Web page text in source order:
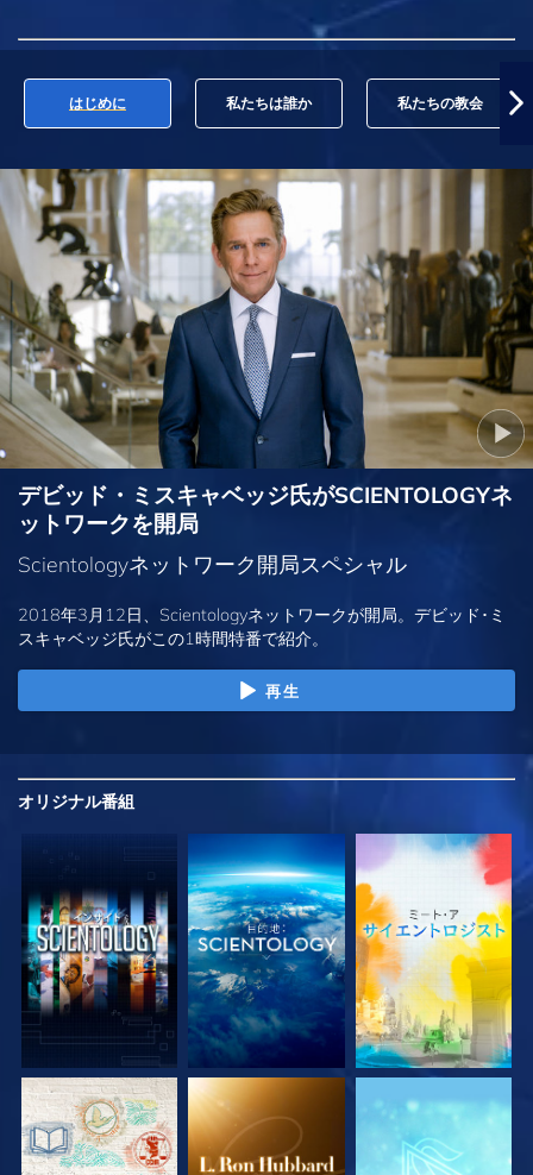
はじめに 私たちは誰か 私たちの教会
デビッド・ミスキャベッジ氏がSCIENTOLOGYネ
ットワークを開局
Scientologyネットワーク開局スペシャル
2018年3月12日、Scientologyネットワークが開局。デビッド･ミ
スキャベッジ氏がこの1時間特番で紹介。
再生
オリジナル番組
シリーズを探求 シリーズを探求 シリーズを探求